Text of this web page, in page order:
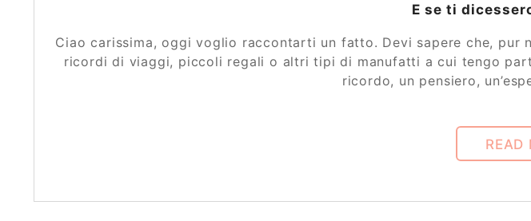
E se ti
Ciao carissima, oggi voglio raccontarti un fatto. Devi sapere che, pur
ricordi di viaggi, piccoli regali o altri tipi di manufatti a cui tengo
ricordo, un pensiero,
READ